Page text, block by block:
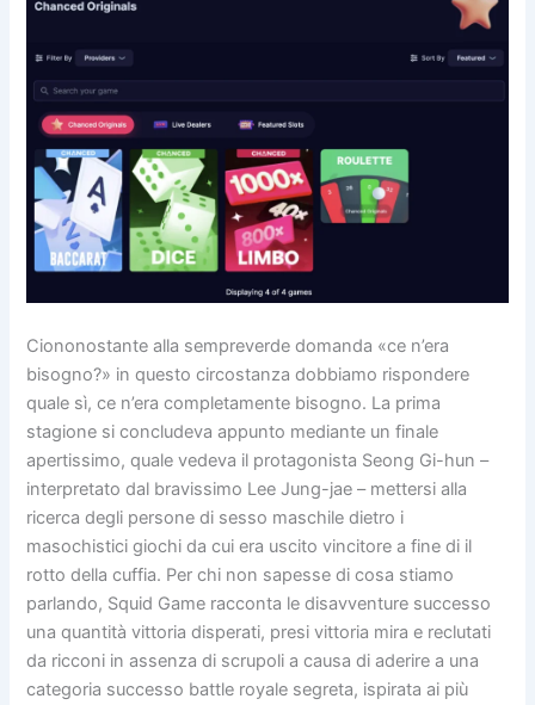
Ciononostante alla sempreverde domanda «ce n’era
bisogno?» in questo circostanza dobbiamo rispondere
quale sì, ce n’era completamente bisogno. La prima
stagione si concludeva appunto mediante un finale
apertissimo, quale vedeva il protagonista Seong Gi-hun –
interpretato dal bravissimo Lee Jung-jae – mettersi alla
ricerca degli persone di sesso maschile dietro i
masochistici giochi da cui era uscito vincitore a fine di il
rotto della cuffia. Per chi non sapesse di cosa stiamo
parlando, Squid Game racconta le disavventure successo
una quantità vittoria disperati, presi vittoria mira e reclutati
da ricconi in assenza di scrupoli a causa di aderire a una
categoria successo battle royale segreta, ispirata ai più